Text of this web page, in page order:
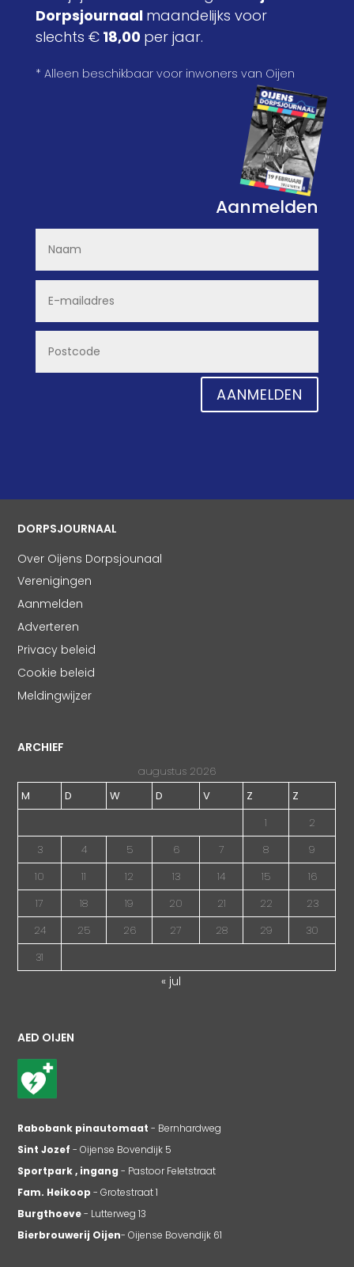
Dorpsjournaal maandelijks voor
slechts €18,00 per jaar.
* Alleen beschikbaar voor inwoners van Oijen
Aanmelden
AANMELDEN
DORPSJOURNAAL
Over Oijens Dorpsjounaal
Verenigingen
Aanmelden
Adverteren
Privacy beleid
Cookie beleid
Meldingwijzer
ARCHIEF
augustus 2026
M
D W D V Z
Z
1
2
3
4 5 6 7 8
9
10
11 12 13 14 15
16
17
18 19 20 21 22
23
24
25 26 27 28 29
30
31
« jul
AED OIJEN
Rabobank pinautomaat - Bernhardweg
Sint Jozef - Oijense Bovendijk 5
Sportpark , ingang - Pastoor Feletstraat
Fam. Heikoop - Grotestraat 1
Burgthoeve- Lutterweg 13
Bierbrouwerij Oijen- Oijense Bovendijk 61